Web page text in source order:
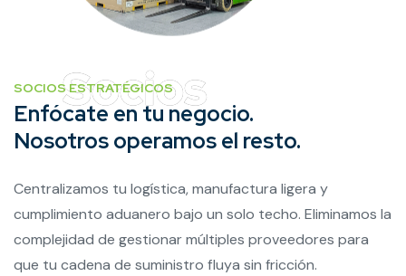
SOCIOS ESTRATÉGICOS
Enfócate en tu negocio.
Nosotros operamos el resto.
Centralizamos tu logística, manufactura ligera y
cumplimiento aduanero bajo un solo techo. Eliminamos la
complejidad de gestionar múltiples proveedores para
que tu cadena de suministro fluya sin fricción.